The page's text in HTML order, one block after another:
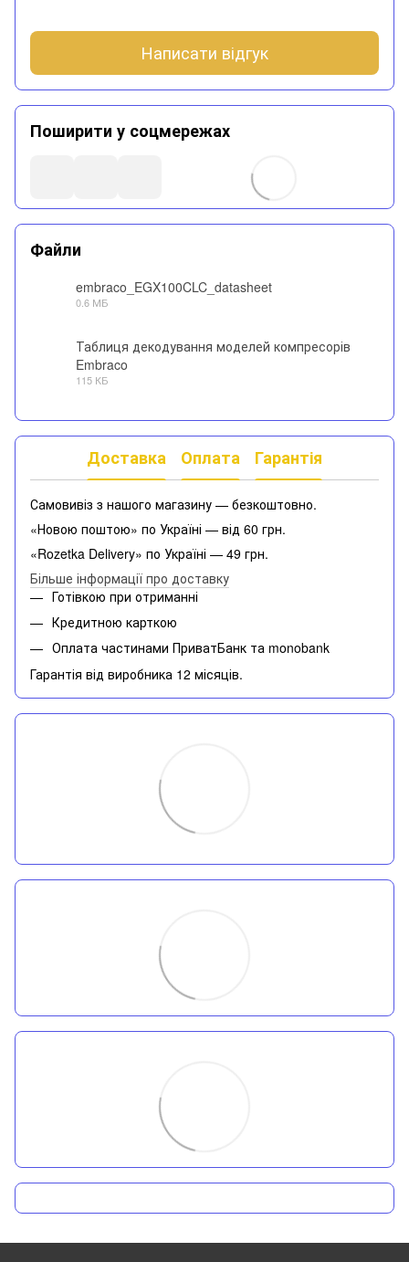
Написати відгук
Поширити у соцмережах
Файли
embraco_EGX100CLC_datasheet
0.6 МБ
Таблиця декодування моделей компресорів
Embraco
115 КБ
Доставка Оплата Гарантія
Самовивіз з нашого магазину — безкоштовно.
«Новою поштою» по Україні — від 60 грн.
«Rozetka Delivery» по Україні — 49 грн.
Більше інформації про доставку
Готівкою при отриманні
Кредитною карткою
Оплата частинами ПриватБанк та monobank
Гарантія від виробника 12 місяців.